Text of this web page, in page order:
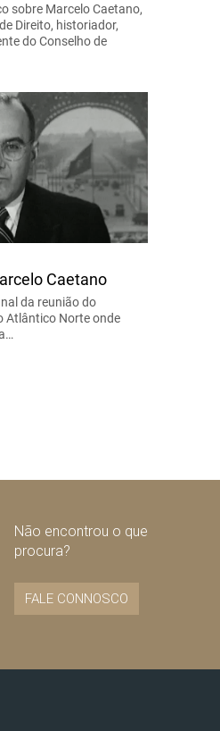
sobre Marcelo Caetano,
Direito, historiador,
do Conselho de
Caetano
da reunião do
Atlântico Norte onde
Não encontrou o que
procura?
FALE CONNOSCO